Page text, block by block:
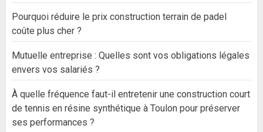
Pourquoi réduire le prix construction terrain de padel
coûte plus cher ?
Mutuelle entreprise : Quelles sont vos obligations légales
envers vos salariés ?
À quelle fréquence faut-il entretenir une construction court
de tennis en résine synthétique à Toulon pour préserver
ses performances ?